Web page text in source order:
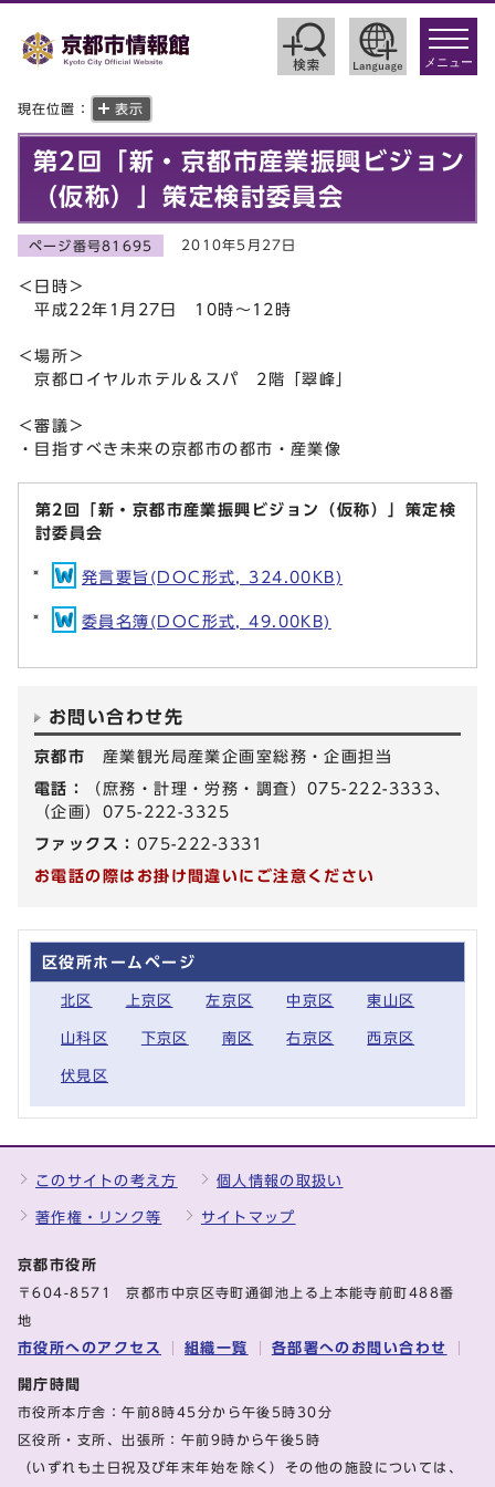
toggle
メニュー
現在位置： 表示
第2回「新・京都市産業振興ビジョン
（仮称）」策定検討委員会
ページ番号81695 2010年5月27日
＜日時＞
平成22年1月27日 10時～12時
＜場所＞
京都ロイヤルホテル＆スパ 2階「翠峰」
＜審議＞
・目指すべき未来の京都市の都市・産業像
第2回「新・京都市産業振興ビジョン（仮称）」策定検
討委員会
発言要旨(DOC形式, 324.00KB)
委員名簿(DOC形式, 49.00KB)
お問い合わせ先
京都市 産業観光局産業企画室総務・企画担当
電話：
（庶務・計理・労務・調査）075-222-3333、
（企画）075-222-3325
ファックス： 075-222-3331
お電話の際はお掛け間違いにご注意ください
区役所ホームページ
北区 上京区 左京区 中京区 東山区
山科区 下京区 南区 右京区 西京区
伏見区
このサイトの考え方 個人情報の取扱い
著作権・リンク等 サイトマップ
京都市役所
〒604-8571 京都市中京区寺町通御池上る上本能寺前町488番
地
市役所へのアクセス 組織一覧 各部署へのお問い合わせ
開庁時間
市役所本庁舎：午前8時45分から午後5時30分
区役所・支所、出張所：午前9時から午後5時
（いずれも土日祝及び年末年始を除く）その他の施設については、